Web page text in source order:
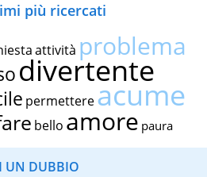
più ricercati
attività problema
divertente
permettereacume
bello amore paura
UN DUBBIO